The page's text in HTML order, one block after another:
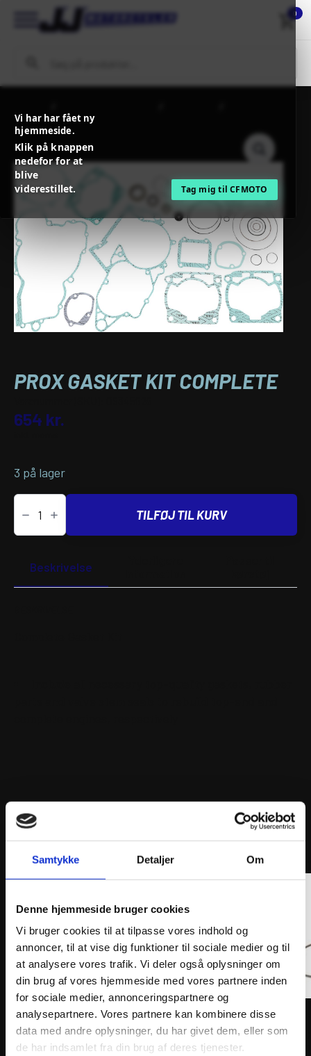
Samtykke Detaljer Om
Denne hjemmeside bruger cookies
Vi bruger cookies til at tilpasse vores indhold og
annoncer, til at vise dig funktioner til sociale medier og til
at analysere vores trafik. Vi deler også oplysninger om
din brug af vores hjemmeside med vores partnere inden
for sociale medier, annonceringspartnere og
analysepartnere. Vores partnere kan kombinere disse
data med andre oplysninger, du har givet dem, eller som
de har indsamlet fra din brug af deres tjenester.
Vi har har fået ny
hjemmeside.
Klik på knappen
nedefor for at
blive
viderestillet.
Tag mig til CFMOTO
0
KIT COMPLETE
PROX GASKET KIT COMPLETE
654 kr.
3 på lager
PROX
GASKET
KIT
COMPLETE
TILFØJ TIL KURV
Beskrivelse
ANDRE INTERESSANTE VARER
ATHENA PISTON KIT FORGED Ø53,95mm
1.101kr.
inkl. moms
844